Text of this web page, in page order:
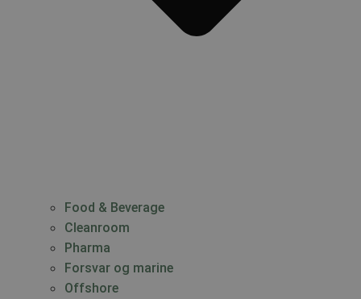
Food & Beverage
Cleanroom
Pharma
Forsvar og marine
Offshore